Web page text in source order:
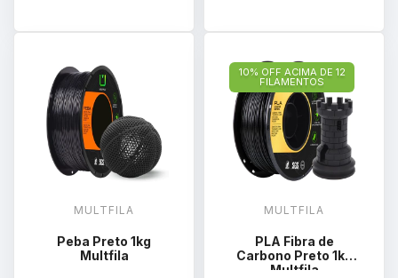
MULTFILA
Peba Preto 1kg
Multfila
10% OFF ACIMA DE 12
FILAMENTOS
MULTFILA
PLA Fibra de
Carbono Preto 1kg
Multfila